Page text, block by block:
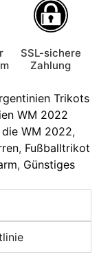
SSL-sichere
Zahlung
Trikots
WM 2022
WM 2022,
, Fußballtrikot
, Günstiges